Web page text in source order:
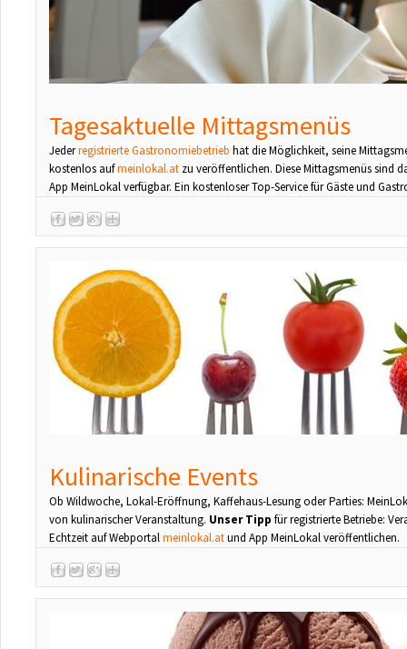
Tagesaktuelle Mittagsmenüs
Jederregistrierte Gastronomiebetrieb hat die Möglichkeit, seine
kostenlos aufmeinlokal.at zu veröffentlichen. Diese Mittagsmenüs sind
App MeinLokal verfügbar. Ein kostenloser Top-Service für Gäste und
Kulinarische Events
Ob Wildwoche, Lokal-Eröffnung, Kaffehaus-Lesung oder Parties:
von kulinarischer Veranstaltung. Unser Tipp für registrierte Betriebe:
Echtzeit auf Webportalmeinlokal.atund App MeinLokal veröffentlichen.